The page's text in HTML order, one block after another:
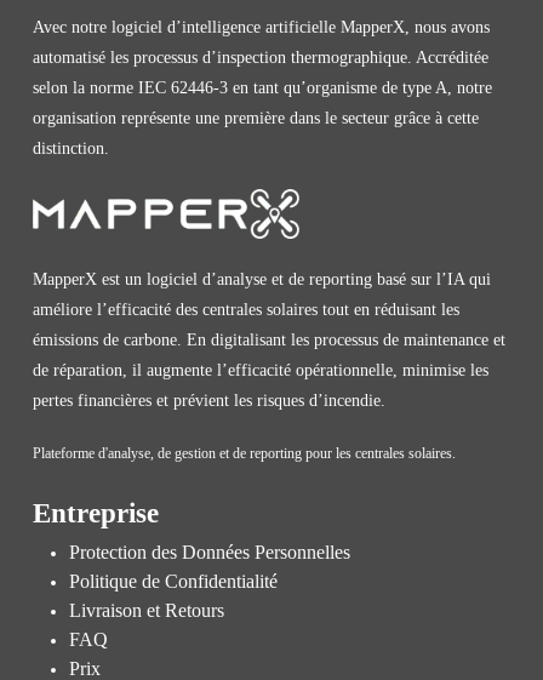
Avec notre logiciel d’intelligence artificielle MapperX, nous avons
automatisé les processus d’inspection thermographique. Accréditée
selon la norme IEC 62446-3 en tant qu’organisme de type A, notre
organisation représente une première dans le secteur grâce à cette
distinction.
MapperX est un logiciel d’analyse et de reporting basé sur l’IA qui
améliore l’efficacité des centrales solaires tout en réduisant les
émissions de carbone. En digitalisant les processus de maintenance et
de réparation, il augmente l’efficacité opérationnelle, minimise les
pertes financières et prévient les risques d’incendie.
Plateforme d'analyse, de gestion et de reporting pour les centrales solaires.
Entreprise
Protection des Données Personnelles
Politique de Confidentialité
Livraison et Retours
FAQ
Prix